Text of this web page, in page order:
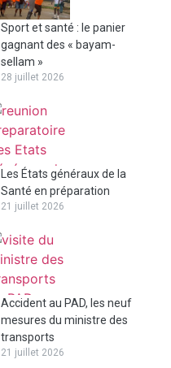
Sport et santé : le panier
gagnant des « bayam-
sellam »
28 juillet 2026
Les États généraux de la
Santé en préparation
21 juillet 2026
Accident au PAD, les neuf
mesures du ministre des
transports
21 juillet 2026